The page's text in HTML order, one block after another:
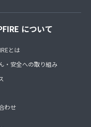
について
とは
・安全への取り組み
わせ